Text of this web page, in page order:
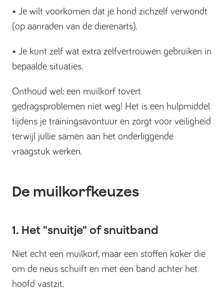
• Je wilt voorkomen dat je hond zichzelf verwondt
(op aanraden van de dierenarts).
• Je kunt zelf wat extra zelfvertrouwen gebruiken in
bepaalde situaties.
Onthoud wel: een muilkorf tovert
gedragsproblemen niet weg! Het is een hulpmiddel
tijdens je trainingsavontuur en zorgt voor veiligheid
terwijl jullie samen aan het onderliggende
vraagstuk werken.
De muilkorfkeuzes
1. Het "snuitje" of snuitband
Niet echt een muilkorf, maar een stoffen koker die
om de neus schuift en met een band achter het
hoofd vastzit.